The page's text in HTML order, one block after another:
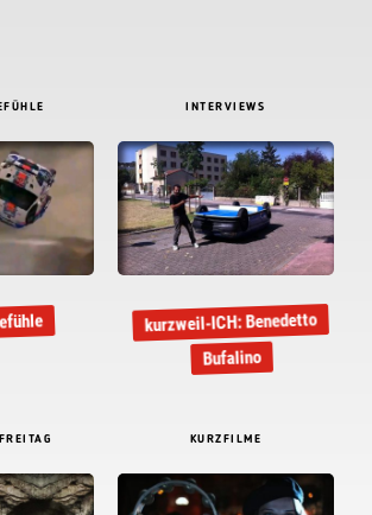
INTERVIEWS
kurzweil-ICH: Benedetto
Bufalino
KURZFILME